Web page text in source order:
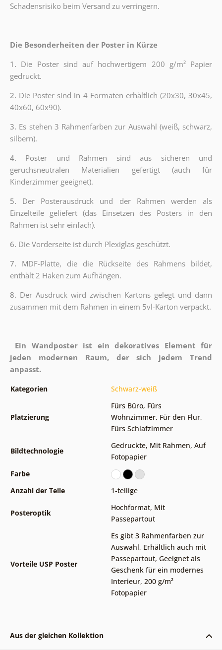
Schadensrisiko beim Versand zu verringern.
Die Besonderheiten der Poster in Kürze
1. Die Poster sind auf hochwertigem 200 g/m² Papier
gedruckt.
2. Die Poster sind in 4 Formaten erhältlich (20x30, 30x45,
40x60, 60x90).
3. Es stehen 3 Rahmenfarben zur Auswahl (weiß, schwarz,
silbern).
4. Poster und Rahmen sind aus sicheren und
geruchsneutralen Materialien gefertigt (auch für
Kinderzimmer geeignet).
5. Der Posterausdruck und der Rahmen werden als
Einzelteile geliefert (das Einsetzen des Posters in den
Rahmen ist sehr einfach).
6. Die Vorderseite ist durch Plexiglas geschützt.
7. MDF-Platte, die die Rückseite des Rahmens bildet,
enthält 2 Haken zum Aufhängen.
8. Der Ausdruck wird zwischen Kartons gelegt und dann
zusammen mit dem Rahmen in einem 5vl-Karton verpackt.
Ein Wandposter ist ein dekoratives Element für
jeden modernen Raum, der sich jedem Trend
anpasst.
Kategorien Schwarz-weiß
Platzierung
Fürs Büro, Fürs
Wohnzimmer, Für den Flur,
Fürs Schlafzimmer
Bildtechnologie
Gedruckte, Mit Rahmen, Auf
Fotopapier
Farbe
Anzahl der Teile
1-teilige
Posteroptik
Hochformat, Mit
Passepartout
Vorteile USP Poster
Es gibt 3 Rahmenfarben zur
Auswahl, Erhältlich auch mit
Passepartout, Geeignet als
Geschenk für ein modernes
Interieur, 200 g/m²
Fotopapier
Aus der gleichen Kollektion